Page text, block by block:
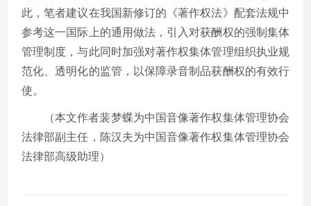
此，笔者建议在我国新修订的《著作权法》配套法规中
参考这一国际上的通用做法，引入对获酬权的强制集体
管理制度，与此同时加强对著作权集体管理组织执业规
范化、透明化的监管，以保障录音制品获酬权的有效行
使。
（本文作者裴梦蝶为中国音像著作权集体管理协会
法律部副主任，陈汉夫为中国音像著作权集体管理协会
法律部高级助理）